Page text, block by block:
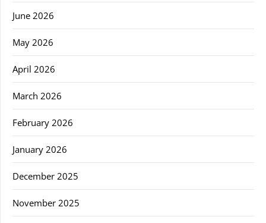
June 2026
May 2026
April 2026
March 2026
February 2026
January 2026
December 2025
November 2025